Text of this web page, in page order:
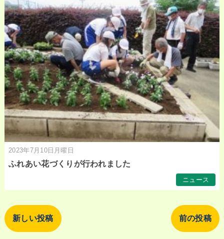
2023年7月10日月曜日
ふれあい花づくりが行われました
ニュース
新しい投稿 前の投稿